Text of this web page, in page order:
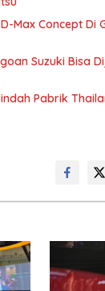
Max Concept Di
Suzuki Bisa
Pabrik